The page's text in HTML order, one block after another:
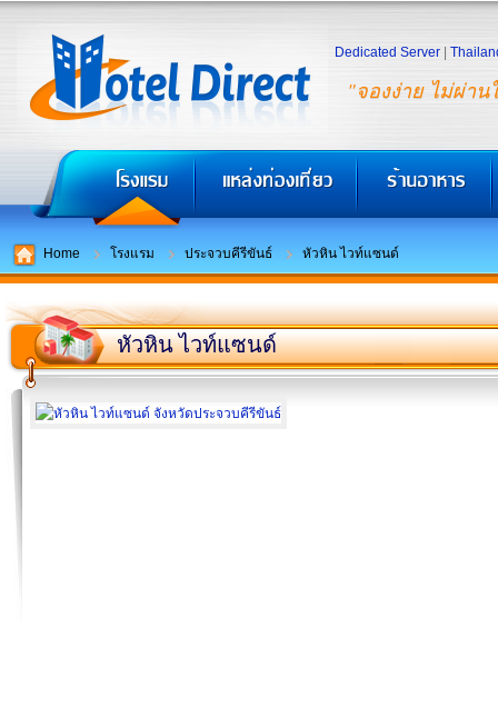
"จองง่าย ไม่ผ่าน
Dedicated Server
Home โรงแรม ประจวบคีรีขันธ์ หัวหิน ไวท์แซนด์
หัวหิน ไวท์แซนด์